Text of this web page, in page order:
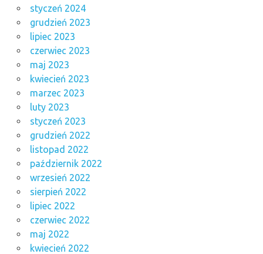
styczeń 2024
grudzień 2023
lipiec 2023
czerwiec 2023
maj 2023
kwiecień 2023
marzec 2023
luty 2023
styczeń 2023
grudzień 2022
listopad 2022
październik 2022
wrzesień 2022
sierpień 2022
lipiec 2022
czerwiec 2022
maj 2022
kwiecień 2022